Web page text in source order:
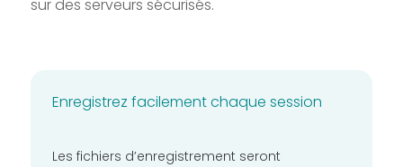
sur des serveurs sécurisés.
Enregistrez facilement chaque session
Les fichiers d’enregistrement seront